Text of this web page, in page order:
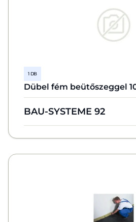
1 DB
Dübel fém beütőszeggel
BAU-SYSTEME 92